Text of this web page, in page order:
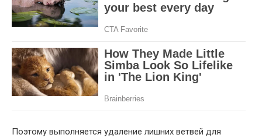
Поэтому выполняется удаление лишних ветвей для